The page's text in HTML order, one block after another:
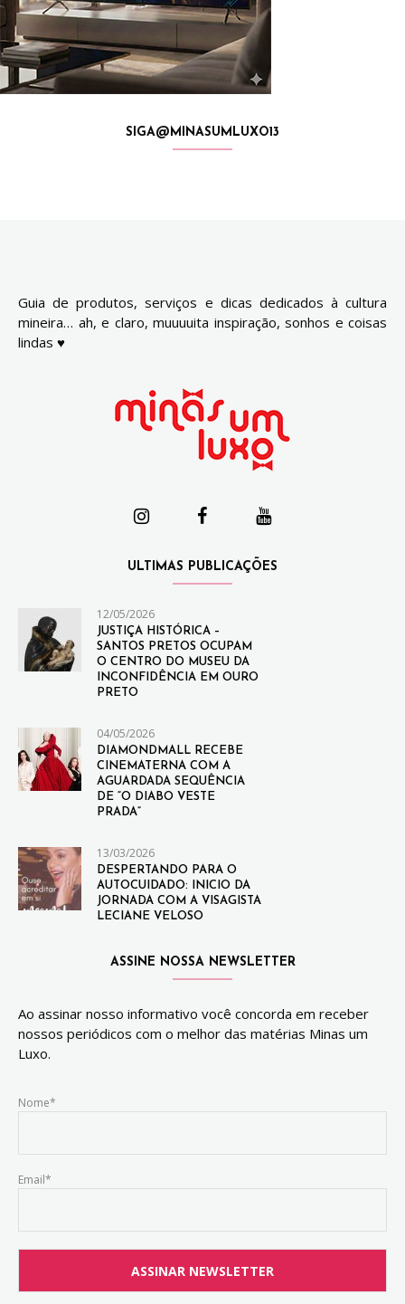
SIGA@MINASUMLUXO13
Guia de produtos, serviços e dicas dedicados à cultura
mineira… ah, e claro, muuuuita inspiração, sonhos e coisas
lindas ♥
ULTIMAS PUBLICAÇÕES
12/05/2026
JUSTIÇA HISTÓRICA –
SANTOS PRETOS OCUPAM
O CENTRO DO MUSEU DA
INCONFIDÊNCIA EM OURO
PRETO
04/05/2026
DIAMONDMALL RECEBE
CINEMATERNA COM A
AGUARDADA SEQUÊNCIA
DE “O DIABO VESTE
PRADA”
13/03/2026
DESPERTANDO PARA O
AUTOCUIDADO: INICIO DA
JORNADA COM A VISAGISTA
LECIANE VELOSO
ASSINE NOSSA NEWSLETTER
Ao assinar nosso informativo você concorda em receber
nossos periódicos com o melhor das matérias Minas um
Luxo.
Nome*
Email*